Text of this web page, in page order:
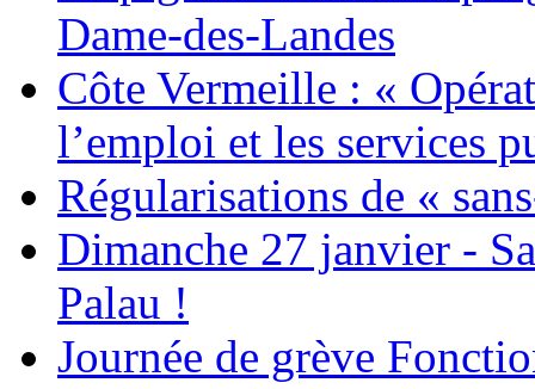
Dame-des-Landes
Côte Vermeille : «
l’emploi et les services
Régularisations de «
Dimanche 27 janvier -
Palau !
Journée de grève